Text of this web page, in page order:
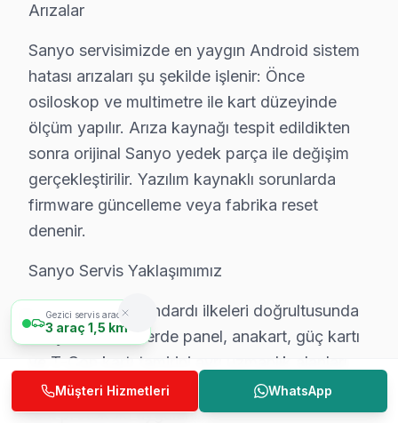
Sanyo TV'de ses var ama görüntü yok, ne
Bu belirti Ataşehir'de genellikleLED backlight arızası
Sanyo TV tamirinde ne kadar garanti
Ataşehir'de işçilik garantisi: 6 ay. Parça garantisi: 1–2
Sanyo TV tamiri Ataşehir'de fiyat listesi var mı?
Ataşehir'de standart fiyatlarımız: LED tamiri ₺300–₺900,
Fabrika Servis olarak Ataşehir dahil Anadolu
Şimdi arayın: 0850 811 14 36 — Ataşehir'ye aynı gün
Arızalar
Sanyo servisimizde en yaygın Android sistem
hatası arızaları şu şekilde işlenir: Önce
osiloskop ve multimetre ile kart düzeyinde
ölçüm yapılır. Arıza kaynağı tespit edildikten
sonra orijinal Sanyo yedek parça ile değişim
gerçekleştirilir. Yazılım kaynaklı sorunlarda
firmware güncelleme veya fabrika reset
denenir.
Sanyo Servis Yaklaşımımız
Osaka üretim standardı ilkeleri doğrultusunda
Sanyo LED TV'lerde panel, anakart, güç kartı
ve T-Con kartı tamirini ayrı uzmanlık alanları
olarak ele alıyoruz. Her arıza türü için farklı
test protokolü uygulanır.
Gezici servis aracımız
3 araç 1,5 km
Müşteri Hizmetleri WhatsApp